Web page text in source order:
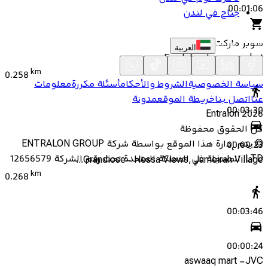
00:01:06
سوبر ماركت
Fresh food supermarket
0.258 km
00:03:30
00:00:23
Grandiose- Hessa Views, Jumeirah Village...
0.268 km
00:03:46
00:00:24
aswaaq mart -JVC
جناح في لندن
العربية
سياسة الخصوصيةالشروط والأحكامأسئلة مكررةمعلومات
عنااتصل بناخريطة الموقعمدونة
2026
Entralon
كل الحقوق محفوظة
©
يتم إدارة هذا الموقع بواسطة شركة ENTRALON GROUP
LTD، المسجلة في المملكة المتحدة تحت رقم الشركة 12656579